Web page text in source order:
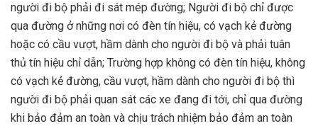
người đi bộ phải đi sát mép đường; Người đi bộ chỉ được
qua đường ở những nơi có đèn tín hiệu, có vạch kẻ đường
hoặc có cầu vượt, hầm dành cho người đi bộ và phải tuân
thủ tín hiệu chỉ dẫn; Trường hợp không có đèn tín hiệu, không
có vạch kẻ đường, cầu vượt, hầm dành cho người đi bộ thì
người đi bộ phải quan sát các xe đang đi tới, chỉ qua đường
khi bảo đảm an toàn và chịu trách nhiệm bảo đảm an toàn